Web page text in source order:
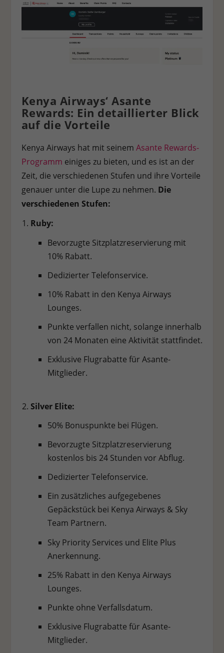
Kenya Airways‘ Asante
Rewards: Ein detaillierter Blick
auf die Vorteile
Kenya Airways hat mit seinem Asante Rewards-
Programm einiges zu bieten, und es ist an der
Zeit, die verschiedenen Stufen und ihre Vorteile
genauer unter die Lupe zu nehmen. Die
verschiedenen Stufen:
Ruby:
Bevorzugte Sitzplatzreservierung mit
10% Rabatt.
Dedizierter Telefonservice.
10% Rabatt in den Kenya Airways
Lounges.
Punkte verfallen nicht, solange innerhalb
von 24 Monaten eine Aktivität stattfindet.
Exklusive Flugrabatte für Asante-
Mitglieder.
Silver Elite:
50% Bonuspunkte bei Flügen.
Bevorzugte Sitzplatzreservierung
kostenlos bis 24 Stunden vor Abflug.
Dedizierter Telefonservice.
Ein zusätzliches aufgegebenes
Gepäckstück bei Kenya Airways & Sky
Team Partnern.
Sky Priority Services und Elite Plus
Anerkennung.
25% Rabatt in den Kenya Airways
Lounges.
Punkte ohne Verfallsdatum.
Exklusive Flugrabatte für Asante-
Mitglieder.